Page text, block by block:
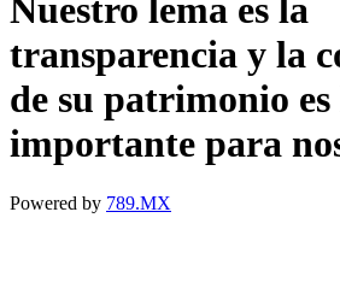
Nuestro lema es la
transparencia y la
de su patrimonio es
importante para
Powered by 789.MX